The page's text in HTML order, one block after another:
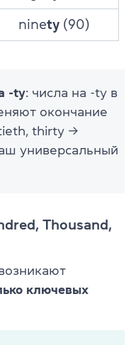
ninety (90)
-ty: числа на -ty в
окончание
thirty →
универсальный
Thousand,
ключевых